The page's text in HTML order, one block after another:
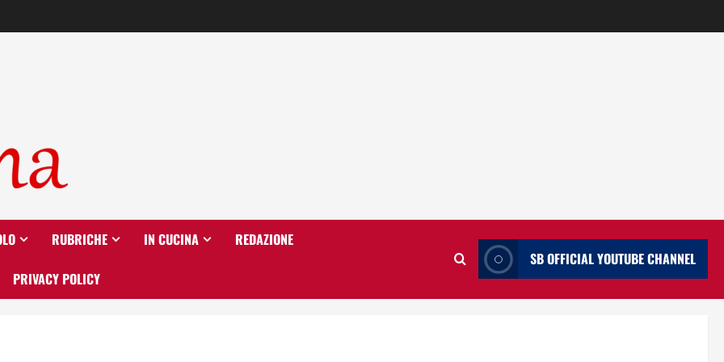
RUBRICHE IN CUCINA REDAZIONE
PRIVACY POLICY
SB OFFICIAL YOUTUBE CHANNEL